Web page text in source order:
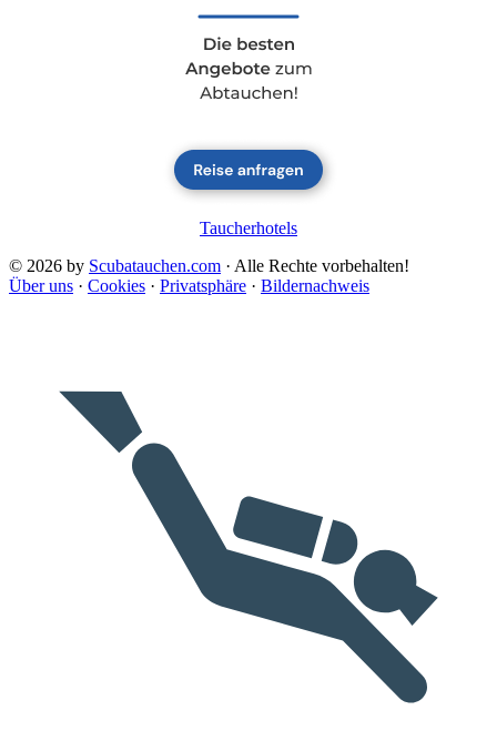
Taucherhotels
© 2026 by Scubatauchen.com · Alle Rechte vorbehalten!
Über uns · Cookies · Privatsphäre · Bildernachweis